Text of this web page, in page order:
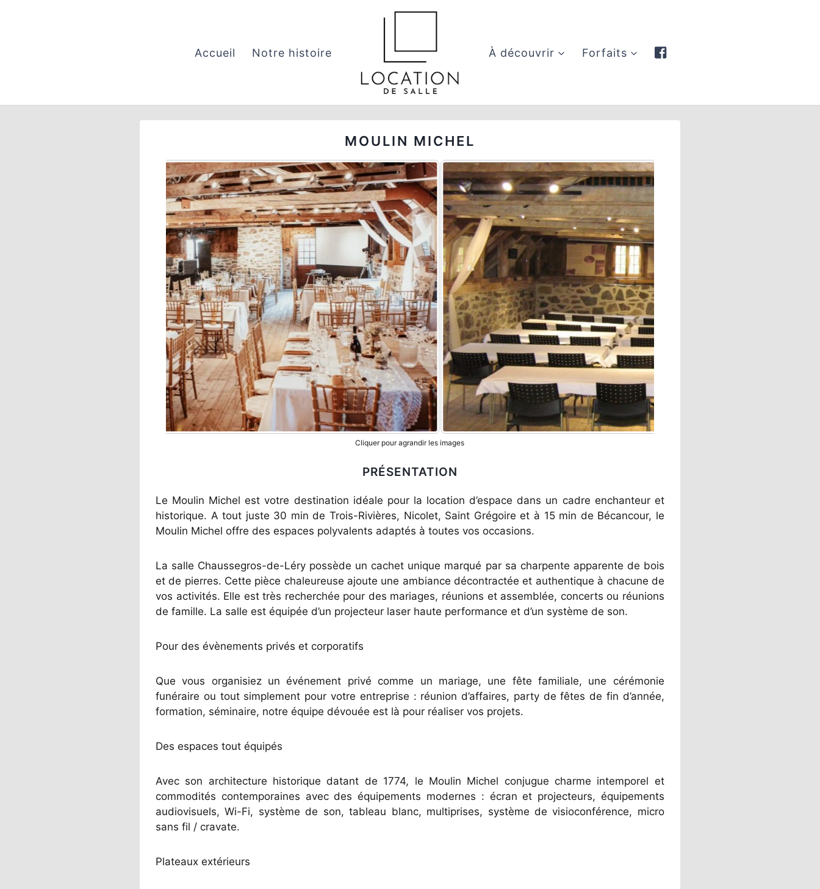
Accueil Notre histoire À découvrir Forfaits
MOULIN MICHEL
Cliquer pour agrandir les images
PRÉSENTATION
Le Moulin Michel est votre destination idéale pour la location d’espace dans un cadre enchanteur et
historique. A tout juste 30 min de Trois-Rivières, Nicolet, Saint Grégoire et à 15 min de Bécancour, le
Moulin Michel offre des espaces polyvalents adaptés à toutes vos occasions.
La salle Chaussegros-de-Léry possède un cachet unique marqué par sa charpente apparente de bois
et de pierres. Cette pièce chaleureuse ajoute une ambiance décontractée et authentique à chacune de
vos activités. Elle est très recherchée pour des mariages, réunions et assemblée, concerts ou réunions
de famille. La salle est équipée d’un projecteur laser haute performance et d’un système de son.
Pour des évènements privés et corporatifs
Que vous organisiez un événement privé comme un mariage, une fête familiale, une cérémonie
funéraire ou tout simplement pour votre entreprise : réunion d’affaires, party de fêtes de fin d’année,
formation, séminaire, notre équipe dévouée est là pour réaliser vos projets.
Des espaces tout équipés
Avec son architecture historique datant de 1774, le Moulin Michel conjugue charme intemporel et
commodités contemporaines avec des équipements modernes : écran et projecteurs, équipements
audiovisuels, Wi-Fi, système de son, tableau blanc, multiprises, système de visioconférence, micro
sans fil / cravate.
Plateaux extérieurs